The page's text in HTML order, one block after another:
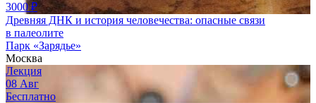
3000₽
Древняя ДНК и история человечества: опасные связи
в палеолите
Парк «Зарядье»
Москва
Лекция
08 Авг
Бесплатно